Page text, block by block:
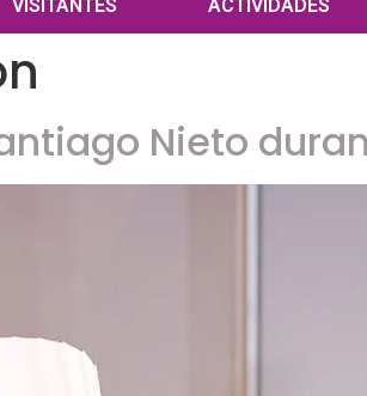
VISITANTES ACTIVIDADES
Nieto